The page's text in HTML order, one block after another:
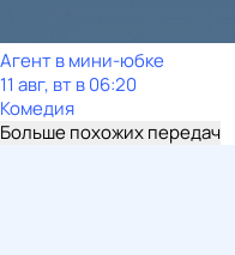
Агент в мини-юбке
11 авг, вт в 06:20
Комедия
Больше похожих передач